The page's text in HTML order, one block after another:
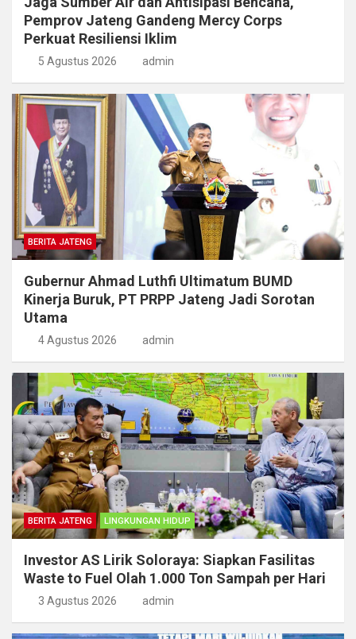
Pemprov Jateng Gandeng Mercy Corps
Perkuat Resiliensi Iklim
5 Agustus 2026 admin
BERITA JATENG
Gubernur Ahmad Luthfi Ultimatum BUMD
Kinerja Buruk, PT PRPP Jateng Jadi Sorotan
Utama
4 Agustus 2026 admin
BERITA JATENG LINGKUNGAN HIDUP
Investor AS Lirik Soloraya: Siapkan Fasilitas
Waste to Fuel Olah 1.000 Ton Sampah per Hari
3 Agustus 2026 admin